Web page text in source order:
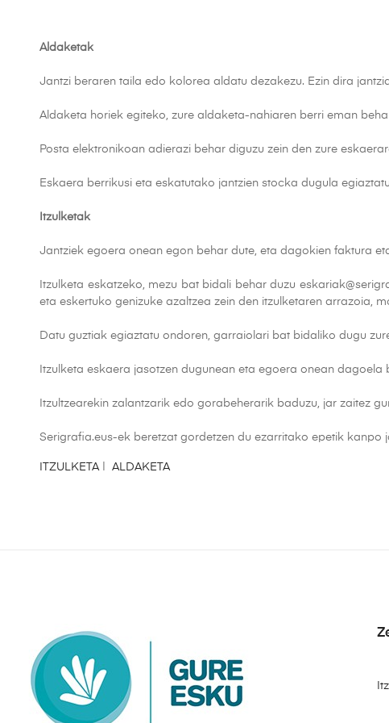
Aldaketak
Jantzi beraren taila edo kolorea aldatu dezakezu. Ezin dira
Aldaketa horiek egiteko, zure aldaketa-nahiaren berri eman
Posta elektronikoan adierazi behar diguzu zein den zure
Eskaera berrikusi eta eskatutako jantzien stocka dugula
Itzulketak
Jantziek egoera onean egon behar dute, eta dagokien faktura
Itzulketa eskatzeko, mezu bat bidali behar duzu
eta eskertuko genizuke azaltzea zein den itzulketaren arrazoia,
Datu guztiak egiaztatu ondoren, garraiolari bat bidaliko dugu
Itzulketa eskaera jasotzen dugunean eta egoera onean
Itzultzearekin zalantzarik edo gorabeherarik baduzu, jar zaitez
Serigrafia.eus-ek beretzat gordetzen du ezarritako epetik
ITZULKETA ALDAKETA